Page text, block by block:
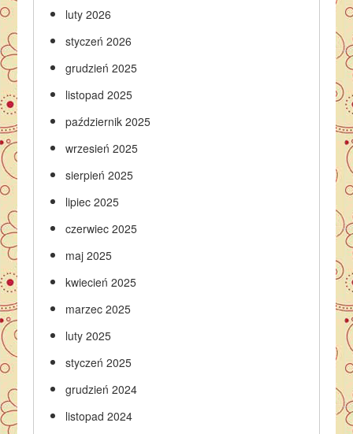
luty 2026
styczeń 2026
grudzień 2025
listopad 2025
październik 2025
wrzesień 2025
sierpień 2025
lipiec 2025
czerwiec 2025
maj 2025
kwiecień 2025
marzec 2025
luty 2025
styczeń 2025
grudzień 2024
listopad 2024